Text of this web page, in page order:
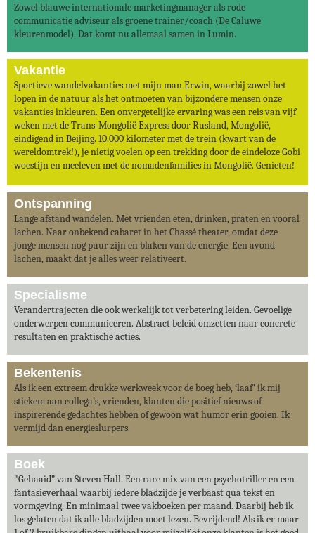
Zowel blauwe internationale marketingmanager als rode
communicatie adviseur als groene trainer/coach (De Caluwe
kleurenmodel). Dat komt nu allemaal samen in Lumin.
Vak​antie
Sportieve wandelvakanties met mijn man Erwin, waarbij zowel het
lopen in de natuur als het ontmoeten van bijzondere mensen onze
vakanties inkleuren. Een onvergetelijke ervaring was een reis van vijf
weken met de Trans-Mongolië Express door Rusland, Mongolië,
eindigend in Beijing. 10.000 kilometer met de trein (kwart van de
wereldomtrek!), je nietig voelen op een trekking door de eindeloze Gobi
woestijn en meeleven met de nomadenfamilies in Mongolië. Genieten!
Ontspanning
Lange afstand wandelen. Met vrienden eten, drinken, praten en vooral
lachen. Naar onbekend cabaret in het Chassé theater, omdat deze
jonge mensen nog puur zijn en blaken van de energie. Een avond
lachen, maakt dat je alles weer relativeert.
Specialisme
Verandertrajecten die ook werkelijk tot verbetering leiden. Gevoelige
onderwerpen communiceren. Abstract beleid omzetten naar concrete
resultaten en praktische acties.
Bekentenis
Als ik een extreem drukke werkweek voor de boeg heb,‘laaf’ ik mij
stiekem aan collega’s, vrienden, klanten die positief nieuws of
inspirerende gedachtes hebben of gewoon wat humor erin gooien. Ik
vermijd dan energieslurpers.
Boek
"Gehaaid” van Steven Hall. Een rare mix van een psychotriller en een
fantasieverhaal waarbij iedere bladzijde je verbaast qua tekst en
vormgeving. En minimaal twee vakboeken per maand. Daarbij heb ik
los gelaten dat ik alle bladzijden moet lezen. Bevrijdend! Als ik er maar